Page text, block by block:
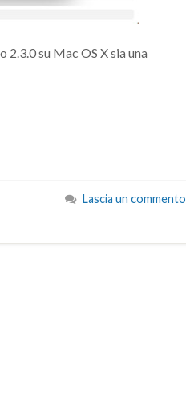
su Mac OS X sia una
Lascia un commento